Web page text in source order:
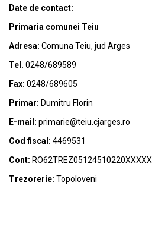
Date de contact:
Primaria comunei Teiu
Adresa: Comuna Teiu, jud Arges
Tel. 0248/689589
Fax: 0248/689605
Primar: Dumitru Florin
E-mail: primarie@teiu.cjarges.ro
Cod fiscal: 4469531
Cont: RO62TREZ05124510220XXXXX
Trezorerie: Topoloveni